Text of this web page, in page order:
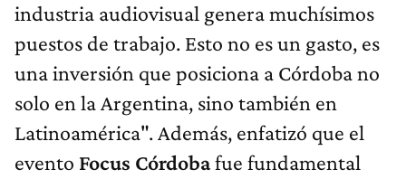
industria audiovisual genera muchísimos
puestos de trabajo. Esto no es un gasto, es
una inversión que posiciona a Córdoba no
solo en la Argentina, sino también en
Latinoamérica". Además, enfatizó que el
evento Focus Córdobafue fundamental